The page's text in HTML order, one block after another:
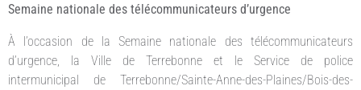
Semaine nationale des télécommunicateurs d’urgence
À l’occasion de la Semaine nationale des télécommunicateurs
d’urgence, la Ville de Terrebonne et le Service de police
intermunicipal de Terrebonne/Sainte-Anne-des-Plaines/Bois-des-